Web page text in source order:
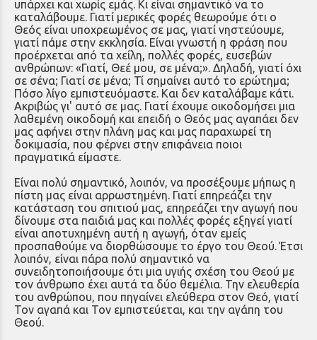
υπάρχει και χωρίς εμάς. Κι είναι σημαντικό να το
καταλάβουμε. Γιατί μερικές φορές θεωρούμε ότι ο
Θεός είναι υποχρεωμένος σε μας, γιατί νηστεύουμε,
γιατί πάμε στην εκκλησία. Είναι γνωστή η φράση που
προέρχεται από τα χείλη, πολλές φορές, ευσεβών
ανθρώπων: «Γιατί, Θεέ μου, σε μένα;». Δηλαδή, γιατί όχι
σε σένα; Γιατί σε μένα; Τί σημαίνει αυτό το ερώτημα;
Πόσο λίγο εμπιστευόμαστε. Και δεν καταλάβαμε κάτι.
Ακριβώς γι' αυτό σε μας. Γιατί έχουμε οικοδομήσει μια
λαθεμένη οικοδομή και επειδή ο Θεός μας αγαπάει δεν
μας αφήνει στην πλάνη μας και μας παραχωρεί τη
δοκιμασία, που φέρνει στην επιφάνεια ποιοι
πραγματικά είμαστε.
Είναι πολύ σημαντικό, λοιπόν, να προσέξουμε μήπως η
πίστη μας είναι αρρωστημένη. Γιατί επηρεάζει την
κατάσταση του σπιτιού μας, επηρεάζει την αγωγή που
δίνουμε στα παιδιά μας και πολλές φορές εξηγεί γιατί
είναι αποτυχημένη αυτή η αγωγή, όταν εμείς
προσπαθούμε να διορθώσουμε το έργο του Θεού. Έτσι
λοιπόν, είναι πάρα πολύ σημαντικό να
συνειδητοποιήσουμε ότι μια υγιής σχέση του Θεού με
τον άνθρωπο έχει αυτά τα δύο θεμέλια. Την ελευθερία
του ανθρώπου, που πηγαίνει ελεύθερα στον Θεό, γιατί
Τον αγαπά και Τον εμπιστεύεται, και την αγάπη του
Θεού.